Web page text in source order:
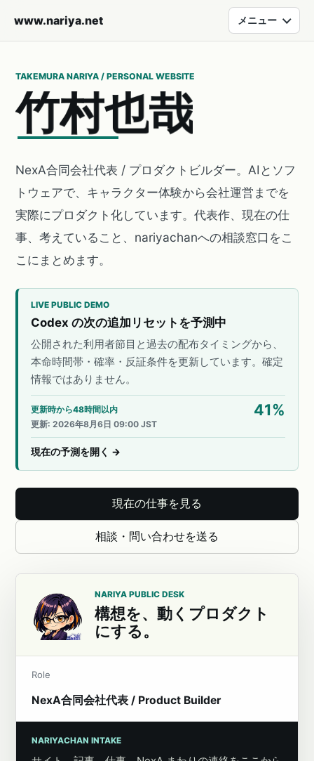
www.nariya.net メニュー
TAKEMURA NARIYA / PERSONAL WEBSITE
竹村也哉
NexA合同会社代表 / プロダクトビルダー。AIとソフ
トウェアで、キャラクター体験から会社運営までを
実際にプロダクト化しています。代表作、現在の仕
事、考えていること、nariyachanへの相談窓口をこ
こにまとめます。
LIVE PUBLIC DEMO
Codex の次の追加リセットを予測中
公開された利用者節目と過去の配布タイミングから、
本命時間帯・確率・反証条件を更新しています。確定
情報ではありません。
更新時から48時間以内 41%
更新:2026年8月6日 09:00 JST
現在の予測を開く →
現在の仕事を見る
相談・問い合わせを送る
NARIYA PUBLIC DESK
構想を、動くプロダクト
にする。
Role
NexA合同会社代表 / Product Builder
NARIYACHAN INTAKE